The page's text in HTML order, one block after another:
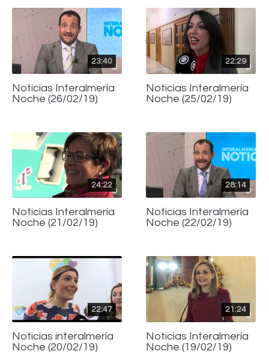
23:40
Noticias Interalmería
Noche (26/02/19)
22:29
Noticias Interalmería
Noche (25/02/19)
24:22
Noticias Interalmería
Noche (21/02/19)
28:14
Noticias Interalmería
Noche (22/02/19)
22:47
Noticias interalmería
Noche (20/02/19)
21:24
Noticias Interalmería
Noche (19/02/19)